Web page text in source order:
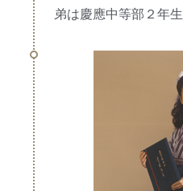
弟は慶應中等部２年生